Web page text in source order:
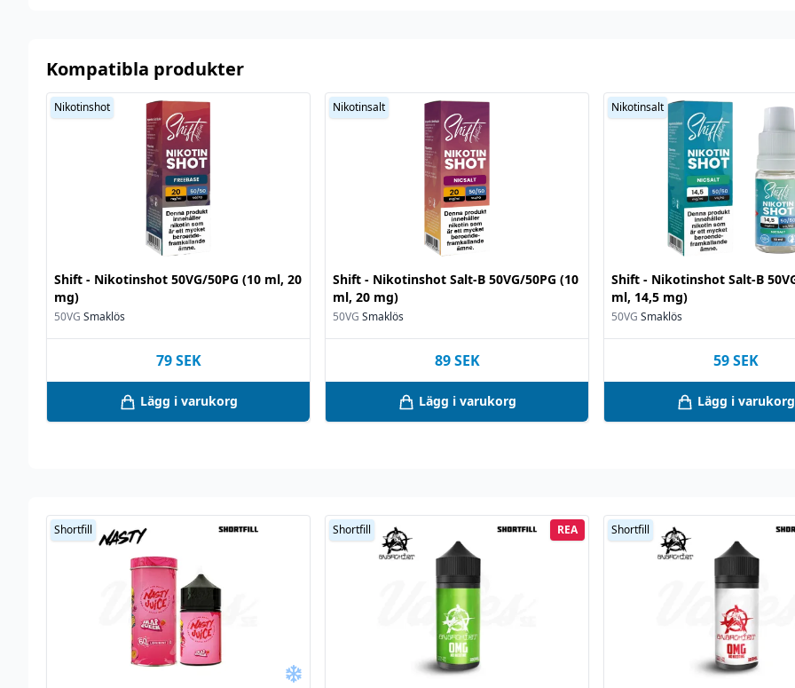
Kompatibla produkter
Shift - Nikotinshot 50VG/50PG (10 ml, 20
mg)
50VG Smaklös
Nikotinshot
79 SEK
Lägg i varukorg
Shift - Nikotinshot Salt-B 50VG/50PG (10
ml, 20 mg)
50VG Smaklös
Nikotinsalt
89 SEK
Lägg i varukorg
Shift - Nikotinshot Salt-B
ml, 14,5 mg)
50VG Smaklös
Nikotinsalt
59 SEK
Lägg i varukorg
Shortfill Shortfill REA Shortfill